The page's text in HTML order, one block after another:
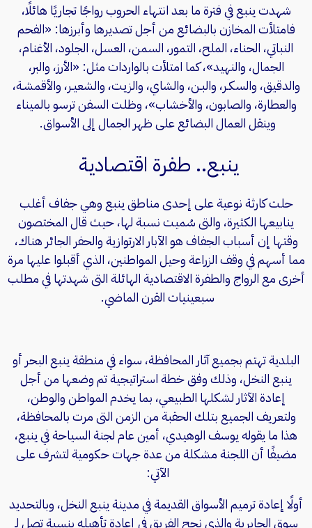
شهدت ينبع في فترة ما بعد انتهاء الحروب رواجًا تجاريًا هائلًا،
فامتلأت المخازن بالبضائع من أجل تصديرها وأبرزها: «الفحم
النباتي، الحناء، الملح، التمور، السمن، العسل، الجلود، الأغنام،
الجمال، والنهيد»، كما امتلأت بالواردات مثل: «الأرز، والبر،
والدقيق، والسكـر، والبـن، والشاي، والزيت، والشعيـر، والأقمشـة،
والعطارة، والصابون، والأخشاب»، وظلت السفن ترسو بالميناء
وينقل العمال البضائع على ظهر الجمال إلى الأسواق.
ينبع.. طفرة اقتصادية
حلت كارثة نوعية على إحدى مناطق ينبع وهي جفاف أغلب
ينابيعها الكثيرة، والتى سُميت نسبة لها، حيث قال المختصون
وقتها إن أسباب الجفاف هو الآبار الارتوازية والحفر الجائر هناك،
مما أسهم في وقف الزراعة وحيل المواطنين، الذي أقبلوا عليها مرة
أخرى مع الرواج والطفرة الاقتصادية الهائلة التى شهدتها في مطلب
سبعينيات القرن الماضي.
البلدية تهتم بجميع آثار المحافظة، سواء في منطقة ينبع البحر أو
ينبع النخل، وذلك وفق خطة استراتيجية تم وضعها من أجل
إعادة الآثار لشكلها الطبيعي، بما يخدم المواطن والوطن،
ولتعريف الجميع بتلك الحقبة من الزمن التى مرت بالمحافظة،
هذا ما يقوله يوسف الوهيدي، أمين عام لجنة السياحة في ينبع،
مضيفًا أن اللجنة مشكلة من عدة جهات حكومية لتشرف على
الآتي:
أولًا إعادة ترميم الأسواق القديمة في مدينة ينبع النخل، وبالتحديد
سوق الجابرية والذي نجح الفريق في إعادة تأهيله بنسبة تصل لـ